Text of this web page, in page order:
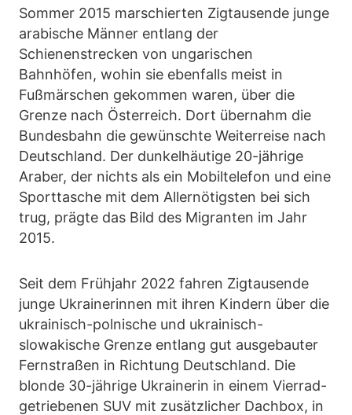
Sommer 2015 marschierten Zigtausende junge
arabische Männer entlang der
Schienenstrecken von ungarischen
Bahnhöfen, wohin sie ebenfalls meist in
Fußmärschen gekommen waren, über die
Grenze nach Österreich. Dort übernahm die
Bundesbahn die gewünschte Weiterreise nach
Deutschland. Der dunkelhäutige 20-jährige
Araber, der nichts als ein Mobiltelefon und eine
Sporttasche mit dem Allernötigsten bei sich
trug, prägte das Bild des Migranten im Jahr
2015.
Seit dem Frühjahr 2022 fahren Zigtausende
junge Ukrainerinnen mit ihren Kindern über die
ukrainisch-polnische und ukrainisch-
slowakische Grenze entlang gut ausgebauter
Fernstraßen in Richtung Deutschland. Die
blonde 30-jährige Ukrainerin in einem Vierrad-
getriebenen SUV mit zusätzlicher Dachbox, in